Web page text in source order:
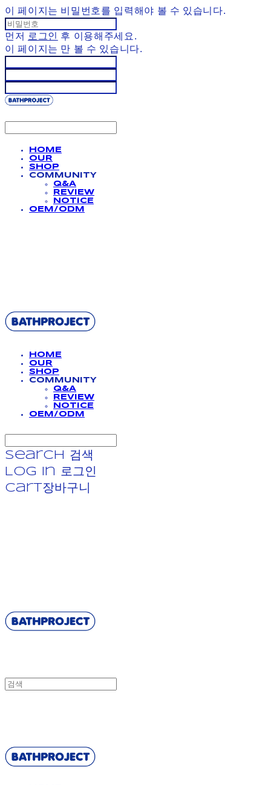
이 페이지는 비밀번호를 입력해야 볼 수 있습니다.
먼저 로그인 후 이용해주세요.
이 페이지는 만 볼 수 있습니다.
HOME
OUR
SHOP
COMMUNITY
Q&A
REVIEW
NOTICE
OEM/ODM
HOME
OUR
SHOP
COMMUNITY
Q&A
REVIEW
NOTICE
OEM/ODM
Search
검색
Log In
로그인
Cart장바구니